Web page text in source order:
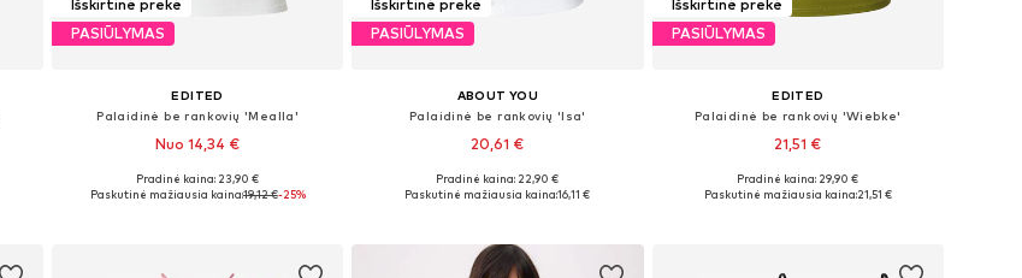
Išskirtinė prekė
PASIŪLYMAS
EDITED
Palaidinė be rankovių 'Mealla'
Nuo 14,34 €
Galimi dydžiai: XS, S, M, L, XL
Pradinė kaina: 23,90 €
Paskutinė mažiausia kaina:19,12 €-25%
Išskirtinė prekė
PASIŪLYMAS
ABOUT YOU
Palaidinė be rankovių 'Isa'
20,61 €
Galimi dydžiai: XS, S, M, L, XL, XXL
Pradinė kaina: 22,90 €
Paskutinė mažiausia kaina:16,11 €
Išskirtinė prekė
PASIŪLYMAS
EDITED
Palaidinė be rankovių 'Wiebke'
21,51 €
Galimi dydžiai: XS, S, M, L
Pradinė kaina: 29,90 €
Paskutinė mažiausia kaina:21,51 €